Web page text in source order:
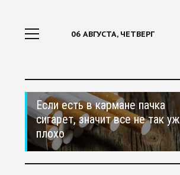
06 АВГУСТА, ЧЕТВЕРГ
Если есть в кармане пачка
сигарет, значит все не так уж
плохо